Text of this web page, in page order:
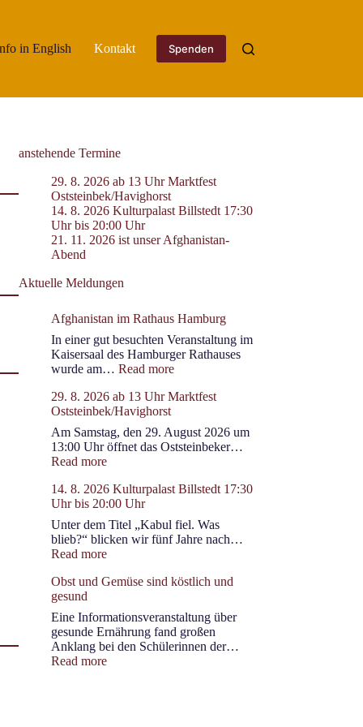
in English Kontakt Spenden
anstehende Termine
29. 8. 2026 ab 13 Uhr Marktfest
Oststeinbek/Havighorst
14. 8. 2026 Kulturpalast Billstedt 17:30
Uhr bis 20:00 Uhr
21. 11. 2026 ist unser Afghanistan-
Abend
Aktuelle Meldungen
Afghanistan im Rathaus Hamburg
In einer gut besuchten Veranstaltung im
Kaisersaal des Hamburger Rathauses
wurde am…Read more:
im
Hamburg
29. 8. 2026 ab 13 Uhr Marktfest
Oststeinbek/Havighorst
Am Samstag, den 29. August 2026 um
13:00 Uhr öffnet das Oststeinbeker…
Read more:
8.
2026
ab
13
Uhr
Marktfest
Oststeinbek/Havighorst
14. 8. 2026 Kulturpalast Billstedt 17:30
Uhr bis 20:00 Uhr
Unter dem Titel „Kabul fiel. Was
blieb?“ blicken wir fünf Jahre nach…
Read more:
8.
Kulturpalast
Billstedt
17:30
Uhr
bis
Obst und Gemüse sind köstlich und
gesund
Eine Informationsveranstaltung über
gesunde Ernährung fand großen
Anklang bei den Schülerinnen der…
Read more: